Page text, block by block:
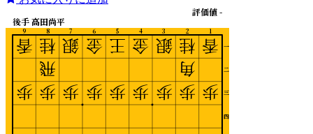
1
2
3
4
5
6
7
8
9
一
二
三
四
後手 高田尚平
評価値 -
香
歩
桂
角
歩
銀
歩
金
歩
王
歩
金
歩
銀
歩
桂
飛
歩
香
歩